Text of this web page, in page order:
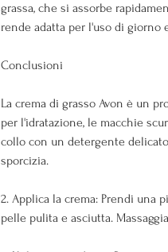
grassa, che si assorbe
rende adatta per l'uso di giorno
Conclusioni
La crema di grasso Avon è un
per l'idratazione, le macchie
collo con un detergente
sporcizia.
2. Applica la crema: Prendi una
pelle pulita e asciutta.